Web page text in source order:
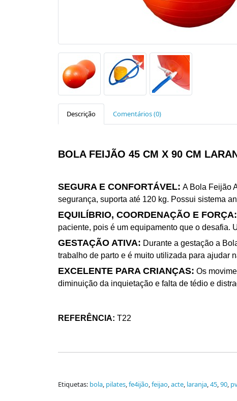
Descrição Comentários (0)
BOLA FEIJÃO 45 CM X 90 CM
SEGURA E CONFORTÁVEL: A Bola Feijão
segurança, suporta até 120 kg. Possui sistema
EQUILÍBRIO, COORDENAÇÃO E FORÇA:
paciente, pois é um equipamento que o desafia.
GESTAÇÃO ATIVA: Durante a gestação a
trabalho de parto e é muito utilizada para ajudar
EXCELENTE PARA CRIANÇAS: Os
diminuição da inquietação e falta de tédio e
REFERÊNCIA: T22
Etiquetas: bola, pilates,fe4ijão,feijao,acte, laranja,45,90,